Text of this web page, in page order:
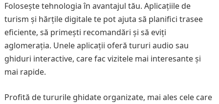
Folosește tehnologia în avantajul tău. Aplicațiile de
turism și hărțile digitale te pot ajuta să planifici trasee
eficiente, să primești recomandări și să eviți
aglomerația. Unele aplicații oferă tururi audio sau
ghiduri interactive, care fac vizitele mai interesante și
mai rapide.
Profită de tururile ghidate organizate, mai ales cele care